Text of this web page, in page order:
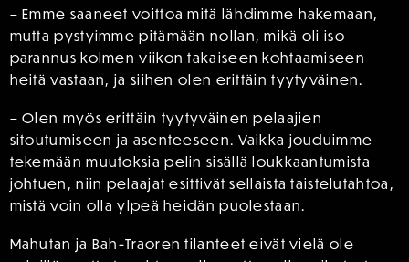
– Emme saaneet voittoa mitä lähdimme hakemaan,
mutta pystyimme pitämään nollan, mikä oli iso
parannus kolmen viikon takaiseen kohtaamiseen
heitä vastaan, ja siihen olen erittäin tyytyväinen.
– Olen myös erittäin tyytyväinen pelaajien
sitoutumiseen ja asenteeseen. Vaikka jouduimme
tekemään muutoksia pelin sisällä loukkaantumista
johtuen, niin pelaajat esittivät sellaista taistelutahtoa,
mistä voin olla ylpeä heidän puolestaan.
Mahutan ja Bah-Traoren tilanteet eivät vielä ole